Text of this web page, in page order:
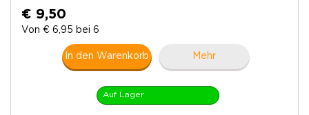
€ 9,50
Von € 6,95 bei 6
In den Warenkorb Mehr
Auf Lager